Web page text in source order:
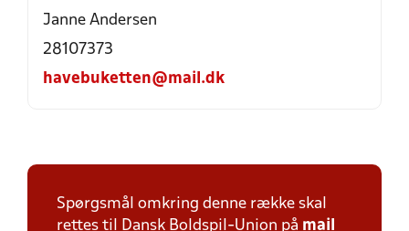
Janne Andersen
28107373
havebuketten@mail.dk
Spørgsmål omkring denne række skal
rettes til Dansk Boldspil-Union på mail